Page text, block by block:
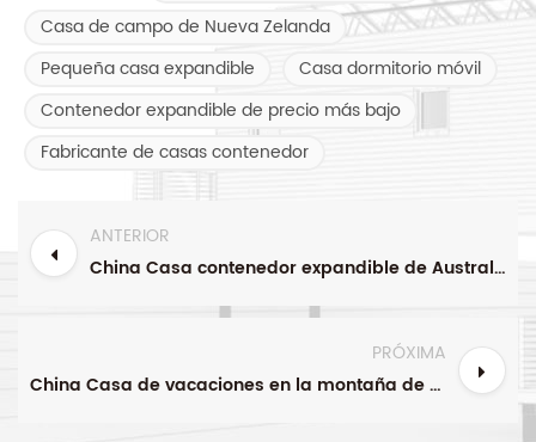
Casa de campo de Nueva Zelanda
Pequeña casa expandible
Casa dormitorio móvil
Contenedor expandible de precio más bajo
Fabricante de casas contenedor
ANTERIOR
China Casa contenedor expandible de Australia Resort con techos y pasillos Fabricantes
PRÓXIMA
China Casa de vacaciones en la montaña de Canadá Casa contenedor expandible Fabricantes